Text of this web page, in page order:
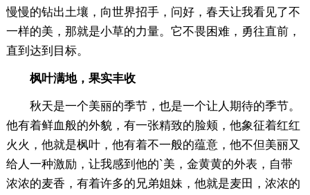
慢慢的钻出土壤，向世界招手，问好，春天让我看见了不
一样的美，那就是小草的力量。它不畏困难，勇往直前，
直到达到目标。
枫叶满地，果实丰收
秋天是一个美丽的季节，也是一个让人期待的季节。
他有着鲜血般的外貌，有一张精致的脸颊，他象征着红红
火火，他就是枫叶，他有着不一般的蕴意，他不但美丽又
给人一种激励，让我感到他的`美，金黄黄的外表，自带
浓浓的麦香，有着许多的兄弟姐妹，他就是麦田，浓浓的